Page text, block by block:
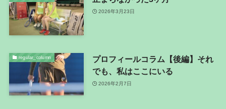
2026年3月23日
regular_column
プロフィールコラム【後編】それ
でも、私はここにいる
2026年2月7日